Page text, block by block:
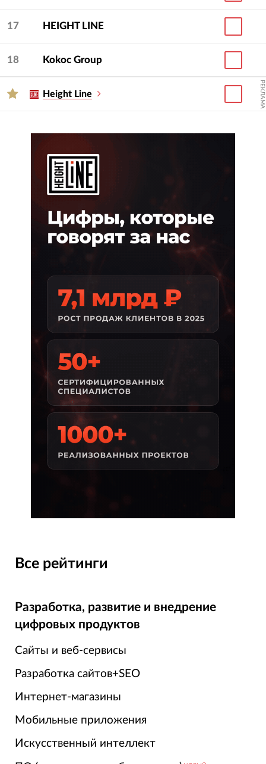
17 HEIGHT LINE
18 Kokoc Group
Height Line РЕКЛАМА
Все рейтинги
Разработка, развитие и внедрение
цифровых продуктов
Сайты и веб-сервисы
Разработка сайтов+SEO
Интернет-магазины
Мобильные приложения
Искусственный интеллект